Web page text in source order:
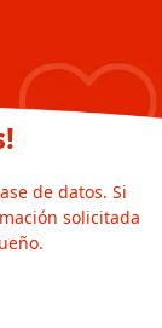
de datos. Si
solicitada